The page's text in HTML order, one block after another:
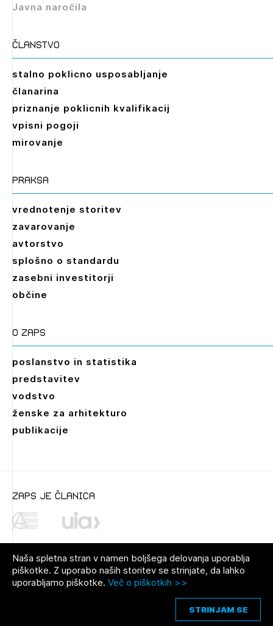
Javna naročila
članstvo
stalno poklicno usposabljanje
članarina
priznanje poklicnih kvalifikacij
vpisni pogoji
mirovanje
praksa
vrednotenje storitev
zavarovanje
avtorstvo
splošno o standardu
zasebni investitorji
občine
O zaps
poslanstvo in statistika
predstavitev
vodstvo
ženske za arhitekturo
publikacije
zaps je članica
© 2021 Zbornica za arhitekturo in
Pravno obvestilo
Piškotki
Naša spletna stran v namen boljšega delovanja uporablja
piškotke. Z uporabo naših storitev se strinjate, da lahko
uporabljamo piškotke. Več o piškotkih >>
STRINJAM SE